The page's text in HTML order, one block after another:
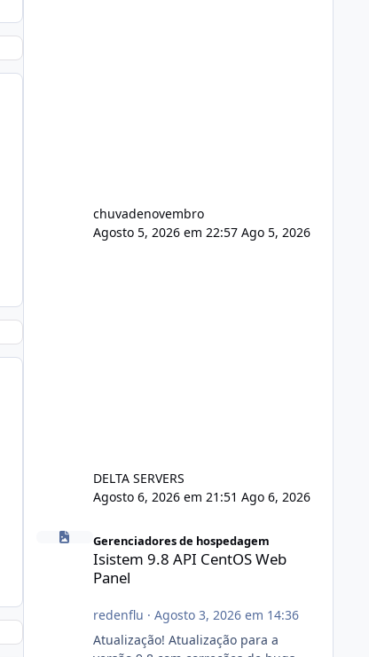
chuvadenovembro
Agosto 5, 2026 em 22:57 Ago 5, 2026
DELTA SERVERS
Agosto 6, 2026 em 21:51 Ago 6, 2026
Isistem 9.8 API CentOS Web Panel
Gerenciadores de hospedagem
Isistem 9.8 API CentOS Web
Panel
redenflu · Agosto 3, 2026 em 14:36
Atualização! Atualização para a